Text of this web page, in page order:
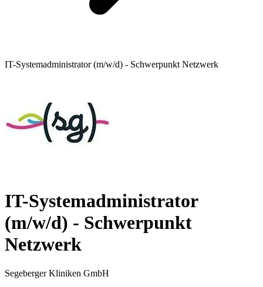
IT-Systemadministrator (m/w/d) - Schwerpunkt Netzwerk
IT-Systemadministrator
(m/w/d) - Schwerpunkt
Netzwerk
Segeberger Kliniken GmbH